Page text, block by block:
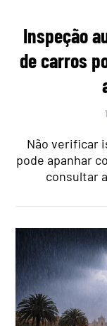
Inspeção
de carros
Não verificar
pode apanhar
consultar